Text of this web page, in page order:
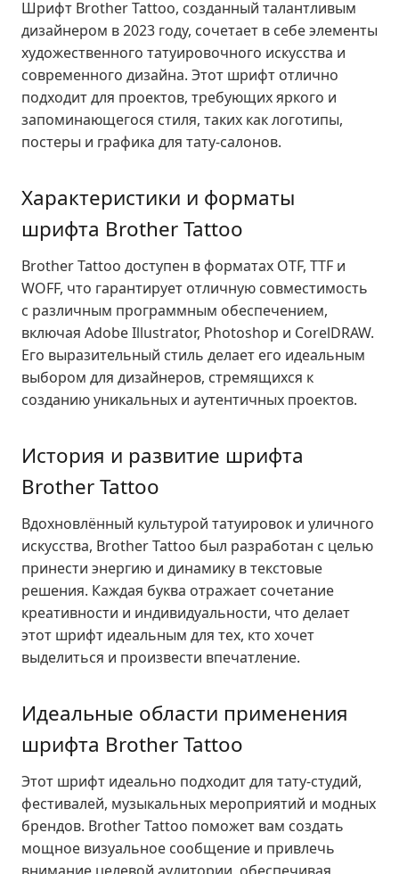
Шрифт Brother Tattoo, созданный талантливым
дизайнером в 2023 году, сочетает в себе элементы
художественного татуировочного искусства и
современного дизайна. Этот шрифт отлично
подходит для проектов, требующих яркого и
запоминающегося стиля, таких как логотипы,
постеры и графика для тату-салонов.
Характеристики и форматы
шрифта Brother Tattoo
Brother Tattoo доступен в форматах OTF, TTF и
WOFF, что гарантирует отличную совместимость
с различным программным обеспечением,
включая Adobe Illustrator, Photoshop и CorelDRAW.
Его выразительный стиль делает его идеальным
выбором для дизайнеров, стремящихся к
созданию уникальных и аутентичных проектов.
История и развитие шрифта
Brother Tattoo
Вдохновлённый культурой татуировок и уличного
искусства, Brother Tattoo был разработан с целью
принести энергию и динамику в текстовые
решения. Каждая буква отражает сочетание
креативности и индивидуальности, что делает
этот шрифт идеальным для тех, кто хочет
выделиться и произвести впечатление.
Идеальные области применения
шрифта Brother Tattoo
Этот шрифт идеально подходит для тату-студий,
фестивалей, музыкальных мероприятий и модных
брендов. Brother Tattoo поможет вам создать
мощное визуальное сообщение и привлечь